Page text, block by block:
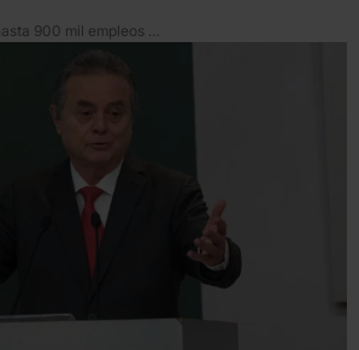
Sener promete hasta 900 mil empleos en los próximos 15 años gracias a Reforma Energética